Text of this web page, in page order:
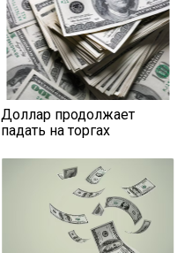
Доллар продолжает
падать на торгах